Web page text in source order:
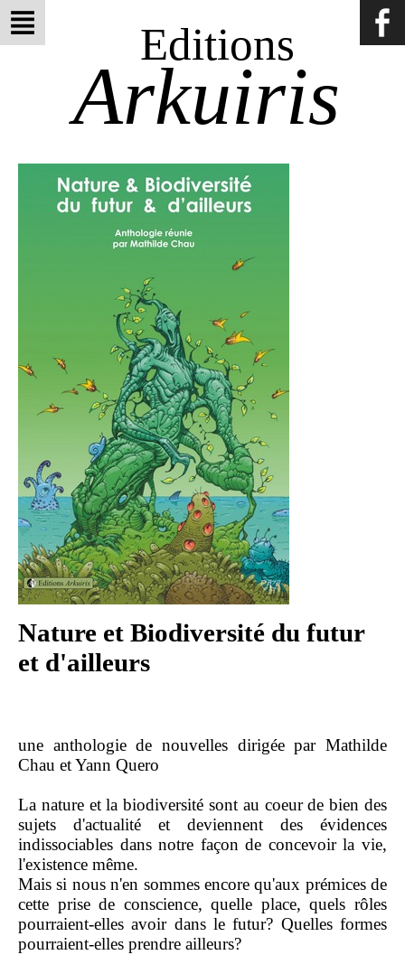
Editions
Arkuiris
Nature et Biodiversité du futur
et d'ailleurs
une anthologie de nouvelles dirigée par Mathilde
Chau et Yann Quero
La nature et la biodiversité sont au coeur de bien des
sujets d'actualité et deviennent des évidences
indissociables dans notre façon de concevoir la vie,
l'existence même.
Mais si nous n'en sommes encore qu'aux prémices de
cette prise de conscience, quelle place, quels rôles
pourraient-elles avoir dans le futur? Quelles formes
pourraient-elles prendre ailleurs?